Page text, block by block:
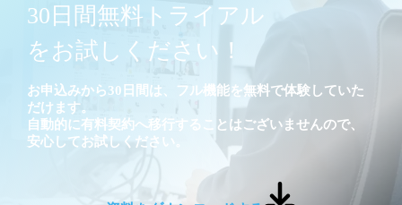
30日間無料トライアル
をお試しください！
お申込みから30日間は、フル機能を無料で体験していた
だけます。
自動的に有料契約へ移行することはございませんので、
安心してお試しください。